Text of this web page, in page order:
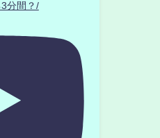
分間？/